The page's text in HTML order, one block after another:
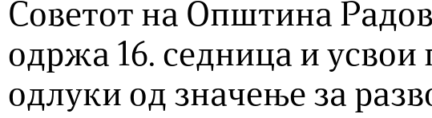
Советот на Општина
одржа 16. седница и усвои
одлуки од значење за